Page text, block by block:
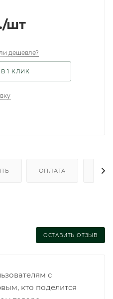
/шт
дешевле?
1 КЛИК
ОПЛАТА
ОСТАВИТЬ ОТЗЫВ
с
кто поделится